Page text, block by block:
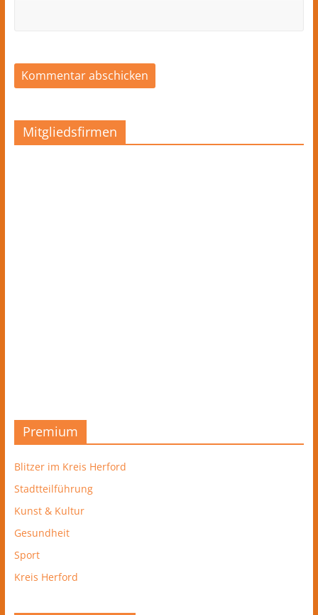
Mitgliedsfirmen
Premium
Blitzer im Kreis Herford
Stadtteilführung
Kunst & Kultur
Gesundheit
Sport
Kreis Herford